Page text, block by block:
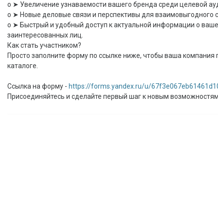
o ➤ Увеличение узнаваемости вашего бренда среди целевой
o ➤ Новые деловые связи и перспективы для взаимовыгодного
o ➤ Быстрый и удобный доступ к актуальной информации о
заинтересованных лиц.
Как стать участником?
Просто заполните форму по ссылке ниже, чтобы ваша
каталоге.
Ссылка на форму - https://forms.yandex.ru/u/
Присоединяйтесь и сделайте первый шаг к новым